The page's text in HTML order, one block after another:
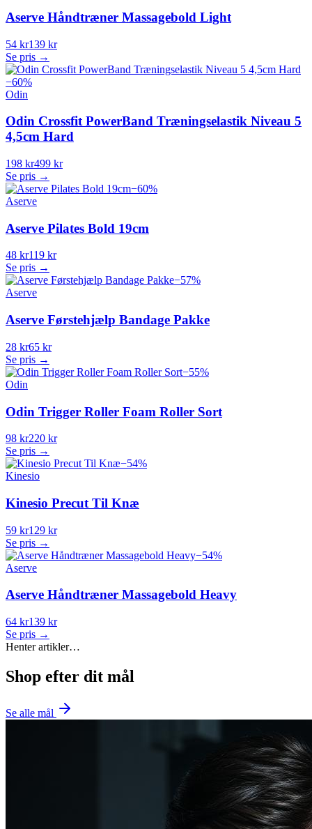
Aserve Håndtræner Massagebold Light
54 kr139 kr
Se pris →
−60%
Odin
Odin Crossfit PowerBand Træningselastik Niveau 5
4,5cm Hard
198 kr499 kr
Se pris →
−60%
Aserve
Aserve Pilates Bold 19cm
48 kr119 kr
Se pris →
−57%
Aserve
Aserve Førstehjælp Bandage Pakke
28 kr65 kr
Se pris →
−55%
Odin
Odin Trigger Roller Foam Roller Sort
98 kr220 kr
Se pris →
−54%
Kinesio
Kinesio Precut Til Knæ
59 kr129 kr
Se pris →
−54%
Aserve
Aserve Håndtræner Massagebold Heavy
64 kr139 kr
Se pris →
Henter artikler…
Shop efter dit mål
Se alle mål